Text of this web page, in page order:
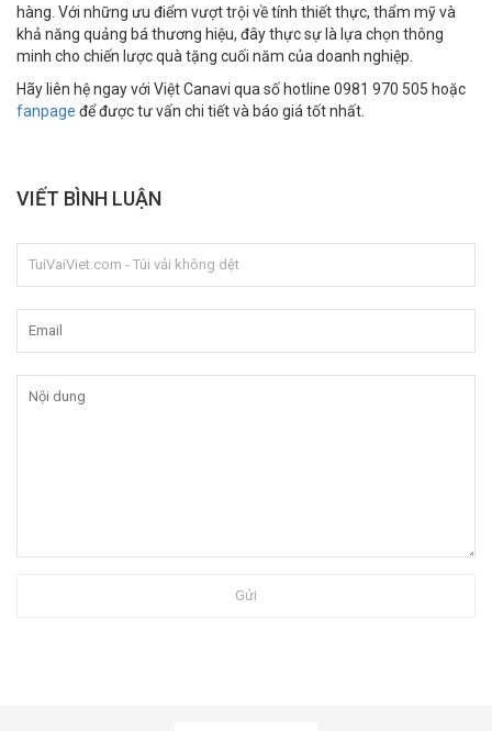
hàng. Với những ưu điểm vượt trội về tính thiết thực, thẩm mỹ và
khả năng quảng bá thương hiệu, đây thực sự là lựa chọn thông
minh cho chiến lược quà tặng cuối năm của doanh nghiệp.
Hãy liên hệ ngay với Việt Canavi qua số hotline 0981 970 505 hoặc
fanpage để được tư vấn chi tiết và báo giá tốt nhất.
VIẾT BÌNH LUẬN
Gửi